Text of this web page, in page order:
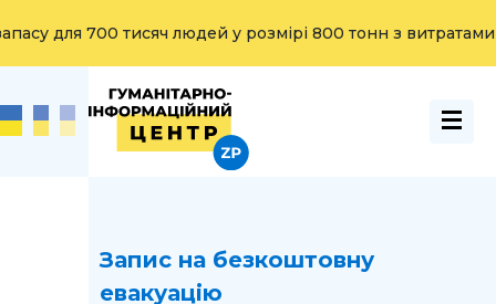
для 700 тисяч людей у розмірі 800 тонн з витратами на
Запис на безкоштовну
евакуацію